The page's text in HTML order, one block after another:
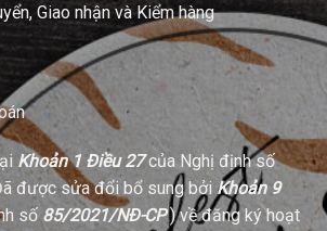
Giao nhận và Kiểm hàng
Khoản 1 Điều 27của Nghị định số
được sửa đổi bổ sung bởi Khoản 9
số 85/2021/NĐ-CP) về đăng ký hoạt